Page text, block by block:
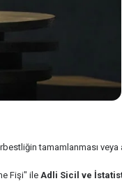
tamamlanması
Fişi" ile Adli Sicil ve